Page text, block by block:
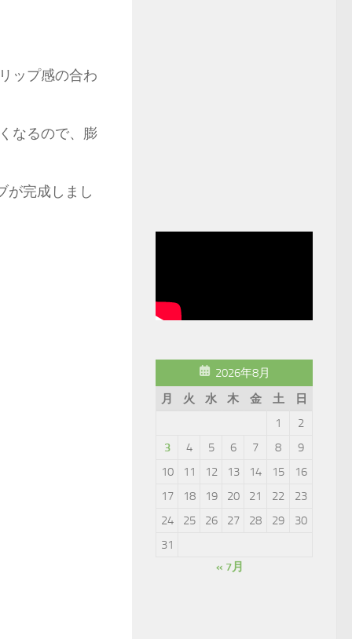
ップ感の合わ
なるので、膨
が完成しまし
2026年8月
月
火 水 木 金 土
日
1
2
3
4 5 6 7 8
9
10
11 12 13 14 15
16
17
18 19 20 21 22
23
24
25 26 27 28 29
30
31
« 7月